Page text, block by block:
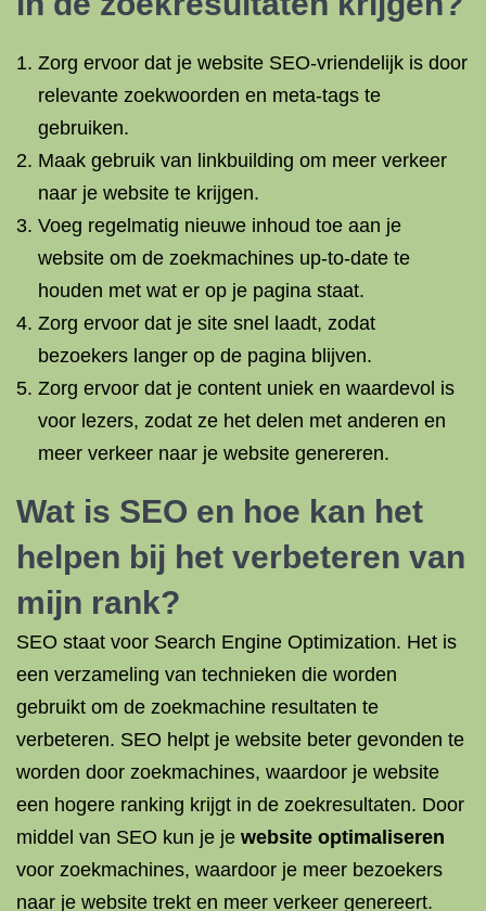
Zorg ervoor dat je website SEO-vriendelijk is door
relevante zoekwoorden en meta-tags te
gebruiken.
Maak gebruik van linkbuilding om meer verkeer
naar je website te krijgen.
Voeg regelmatig nieuwe inhoud toe aan je
website om de zoekmachines up-to-date te
houden met wat er op je pagina staat.
Zorg ervoor dat je site snel laadt, zodat
bezoekers langer op de pagina blijven.
Zorg ervoor dat je content uniek en waardevol is
voor lezers, zodat ze het delen met anderen en
meer verkeer naar je website genereren.
Wat is SEO en hoe kan het
helpen bij het verbeteren van
mijn rank?
SEO staat voor Search Engine Optimization. Het is
een verzameling van technieken die worden
gebruikt om de zoekmachine resultaten te
verbeteren. SEO helpt je website beter gevonden te
worden door zoekmachines, waardoor je website
een hogere ranking krijgt in de zoekresultaten. Door
middel van SEO kun je je website optimaliseren
voor zoekmachines, waardoor je meer bezoekers
naar je website trekt en meer verkeer genereert.